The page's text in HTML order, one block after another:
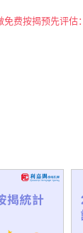
费按揭预先评估：